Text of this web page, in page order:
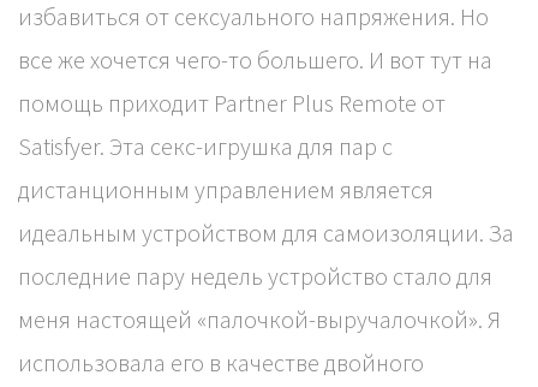
избавиться от сексуального напряжения. Но
все же хочется чего-то большего. И вот тут на
помощь приходит Partner Plus Remote от
Satisfyer. Эта секс-игрушка для пар с
дистанционным управлением является
идеальным устройством для самоизоляции. За
последние пару недель устройство стало для
меня настоящей «палочкой-выручалочкой». Я
использовала его в качестве двойного